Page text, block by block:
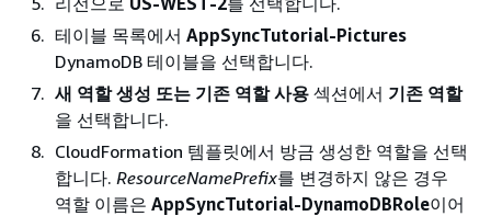
테이블 목록에서 AppSyncTutorial-Pictures
DynamoDB 테이블을 선택합니다.
새 역할 생성 또는 기존 역할 사용 섹션에서 기존 역할
을 선택합니다.
CloudFormation 템플릿에서 방금 생성한 역할을 선택
합니다. ResourceNamePrefix를 변경하지 않은 경우
역할 이름은 AppSyncTutorial-DynamoDBRole이어